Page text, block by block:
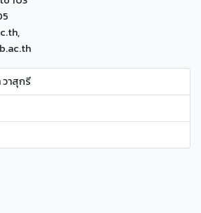
าสุกรี